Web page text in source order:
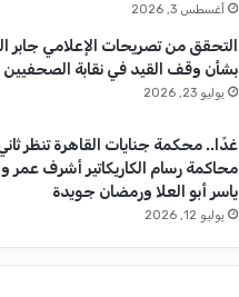
أغسطس 3, 2026
التحقق من تصريحات الإعلامي جابر
بشأن وقف القيد في نقابة الصحفيين
يوليو 23, 2026
غدًا.. محكمة جنايات القاهرة تنظر
محاكمة رسام الكاريكاتير أشرف عمر
ياسر أبو العلا ورمضان جويدة
يوليو 12, 2026